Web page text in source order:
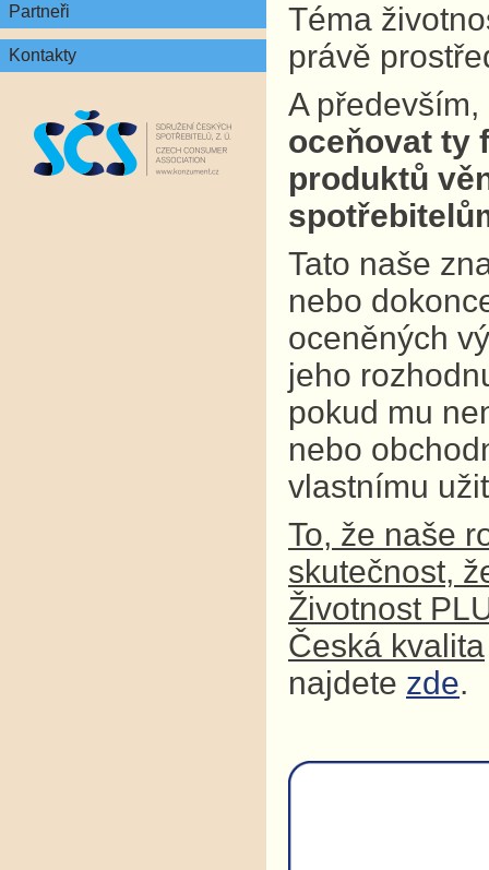
Partneři
Kontakty
Téma
právě
A především,
oceňovat ty
produktů
Tato naše
nebo
oceněných
jeho
pokud mu
nebo
vlastnímu
To, že naše
skutečnost,
Životnost
Česká kvalita
najdete zde.